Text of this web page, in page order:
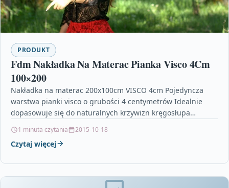
PRODUKT
Fdm Nakładka Na Materac Pianka Visco 4Cm
100×200
Nakładka na materac 200x100cm VISCO 4cm Pojedyncza
warstwa pianki visco o grubości 4 centymetrów Idealnie
dopasowuje się do naturalnych krzywizn kręgosłupa
1 minuta czytania 2015-10-18
Czytaj więcej